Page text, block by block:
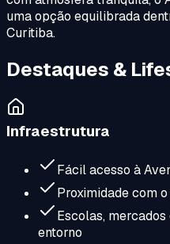
uma opção equilibrada
Curitiba.
Destaques &
Infraestrutura
Fácil acesso à
Proximidade com
Escolas,
entorno